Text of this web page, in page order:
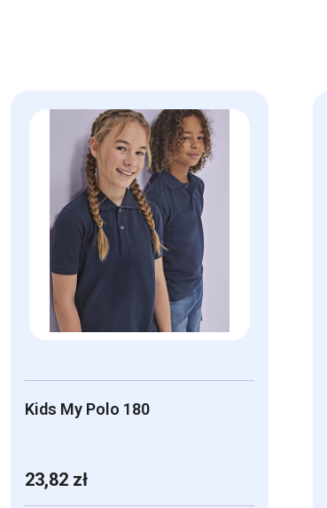
Kids My Polo 180
23,82 zł